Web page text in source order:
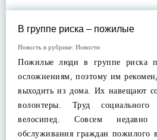
В группе риска – пожилые
Новость в рубрике: Новости
Пожилые люди в группе риска
осложнениям, поэтому им
выходить из дома. Их навещают
волонтеры. Труд социального
велосипед. Совсем недавно
обслуживания граждан пожилого